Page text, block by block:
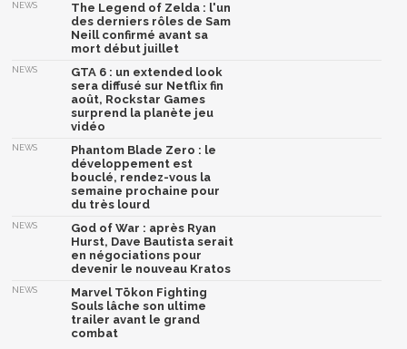
NEWS
The Legend of Zelda : l'un
des derniers rôles de Sam
Neill confirmé avant sa
mort début juillet
NEWS
GTA 6 : un extended look
sera diffusé sur Netflix fin
août, Rockstar Games
surprend la planète jeu
vidéo
NEWS
Phantom Blade Zero : le
développement est
bouclé, rendez-vous la
semaine prochaine pour
du très lourd
NEWS
God of War : après Ryan
Hurst, Dave Bautista serait
en négociations pour
devenir le nouveau Kratos
NEWS
Marvel Tōkon Fighting
Souls lâche son ultime
trailer avant le grand
combat